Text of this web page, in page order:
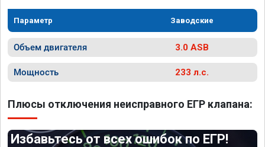
Параметр Заводские
Объем двигателя 3.0 ASB
Мощность 233 л.с.
Плюсы отключения неисправного ЕГР клапана:
Избавьтесь от всех ошибок по ЕГР!